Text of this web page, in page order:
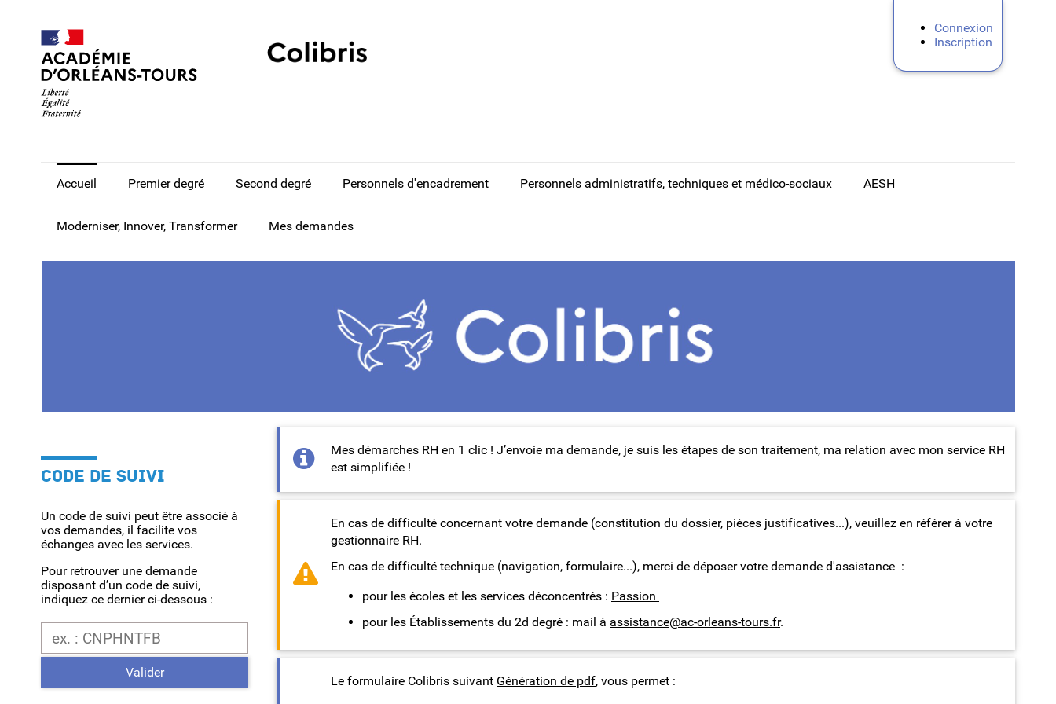
Connexion
Inscription
Accueil Premier degré Second degré Personnels d'encadrement Personnels administratifs, techniques et médico-sociaux AESH
Moderniser, Innover, Transformer Mes demandes
CODE DE SUIVI
Un code de suivi peut être associé à
vos demandes, il facilite vos
échanges avec les services.
Pour retrouver une demande
disposant d’un code de suivi,
indiquez ce dernier ci-dessous :
Code de suivi
Valider
Mes démarches RH en 1 clic ! J’envoie ma demande, je suis les étapes de son traitement, ma relation avec mon service RH
est simplifiée !
En cas de difficulté concernant votre demande (constitution du dossier, pièces justificatives...), veuillez en référer à votre
gestionnaire RH.
En cas de difficulté technique (navigation, formulaire...), merci de déposer votre demande d'assistance :
pour les écoles et les services déconcentrés : Passion
pour les Établissements du 2d degré : mail à assistance@ac-orleans-tours.fr.
Le formulaire Colibris suivant Génération de pdf, vous permet :